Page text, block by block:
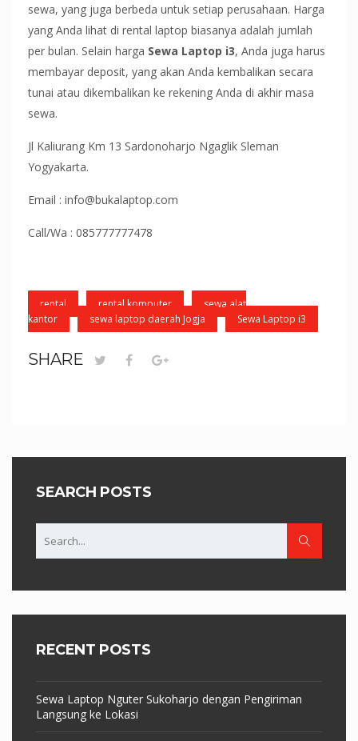
sewa, yang juga berbeda untuk setiap perusahaan. Harga
yang Anda lihat di rental laptop biasanya adalah jumlah
per bulan. Selain harga Sewa Laptop i3, Anda juga harus
membayar deposit, yang akan Anda kembalikan secara
tunai atau dikembalikan ke rekening Anda di akhir masa
sewa.
Jl Kaliurang Km 13 Sardonoharjo Ngaglik Sleman
Yogyakarta.
Email : info@bukalaptop.com
Call/Wa : 085777777478
rental rental komputer
sewa alat
kantor
sewa laptop daerah Jogja Sewa Laptop i3
SHARE
SEARCH POSTS
RECENT POSTS
Sewa Laptop Nguter Sukoharjo dengan Pengiriman
Langsung ke Lokasi